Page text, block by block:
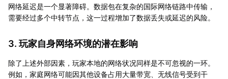
网络延迟是一个显著障碍。数据包在复杂的国际网络链路中传输，
需要经过多个中转节点，这一过程增加了数据丢失或延迟的风险。
3. 玩家自身网络环境的潜在影响
除了上述外部因素，玩家本地的网络状况同样是不可忽视的一环。
例如，家庭网络可能因其他设备占用大量带宽、无线信号受到干